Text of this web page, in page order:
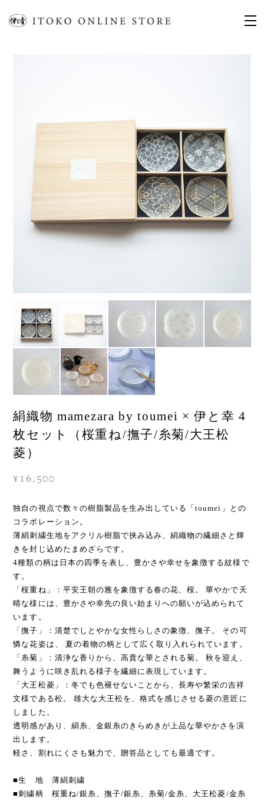
絹織物 mamezara by toumei × 伊と幸 4
枚セット（桜重ね/撫子/糸菊/大王松
菱）
¥16,500
独自の視点で数々の樹脂製品を生み出している「toumei」との
コラボレーション。
薄絹刺繍生地をアクリル樹脂で挟み込み、絹織物の繊細さと輝
きを封じ込めたまめざらです。
4種類の柄は日本の四季を表し、豊かさや幸せを象徴する紋様で
す。
「桜重ね」：平安王朝の雅を象徴する春の花、桜。 華やかで天
晴な様には、豊かさや幸先の良い始まりへの願いが込められて
います。
「撫子」：清楚でしとやかな女性らしさの象徴、撫子。 その可
憐な花姿は、 夏の着物の柄として広く取り入れられています。
「糸菊」：清浄な香りから、高貴な華とされる菊。 秋を迎え、
舞うように咲き乱れる様子を繊細に表現しています。
「大王松菱」：冬でも色褪せないことから、長寿や繁栄の吉祥
文様である松。 雄大な大王松を、格式を感じさせる菱の意匠に
しました。
透明感があり、絹糸、金銀糸のきらめきが上品な華やかさを演
出します。
軽さ、割れにくさも魅力で、贈答品としても最適です。
■生 地 薄絹刺繍
■刺繍柄 桜重ね/銀糸、撫子/銀糸、糸菊/金糸、大王松菱/金糸